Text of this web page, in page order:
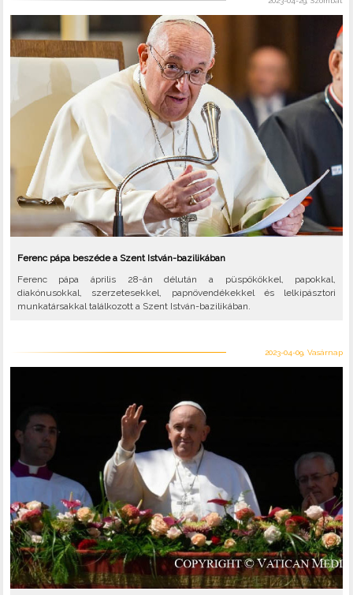
Ferenc pápa beszéde a Szent István-bazilikában
Ferenc pápa április 28-án délután a püspökökkel, papokkal,
diakónusokkal, szerzetesekkel, papnövendékekkel és lelkipásztori
munkatársakkal találkozott a Szent István-bazilikában.
2023-04-09, Vasárnap